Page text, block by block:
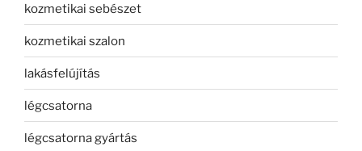
kozmetikai sebészet
kozmetikai szalon
lakásfelújítás
légcsatorna
légcsatorna gyártás